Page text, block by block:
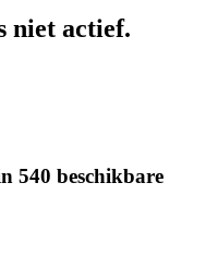
niet actief.
540 beschikbare